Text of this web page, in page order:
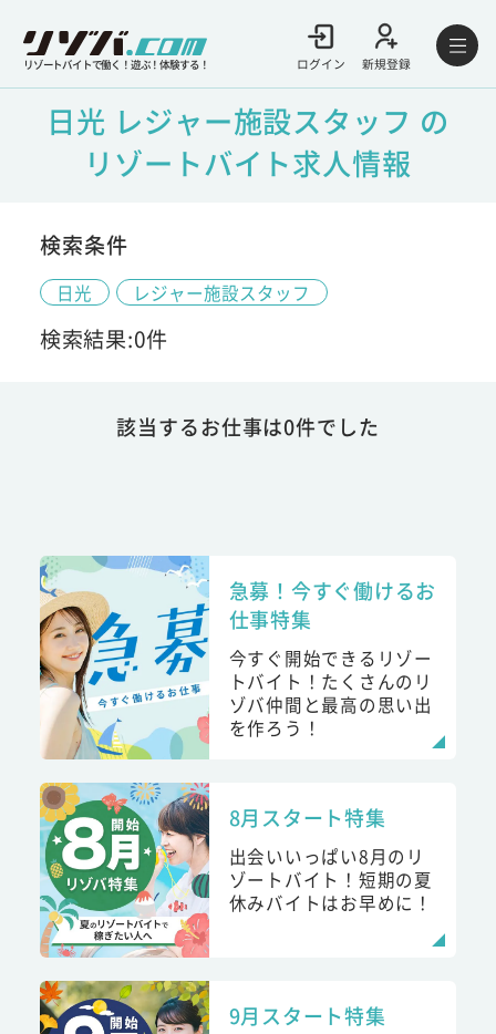
リゾートバイトで働く！遊ぶ！体験する！ ログイン 新規登録
日光 レジャー施設スタッフ の
リゾートバイト求人情報
検索条件
日光 レジャー施設スタッフ
検索結果:0件
該当するお仕事は0件でした
急募！今すぐ働けるお
仕事特集
今すぐ開始できるリゾー
トバイト！たくさんのリ
ゾバ仲間と最高の思い出
を作ろう！
8月スタート特集
出会いいっぱい8月のリ
ゾートバイト！短期の夏
休みバイトはお早めに！
9月スタート特集